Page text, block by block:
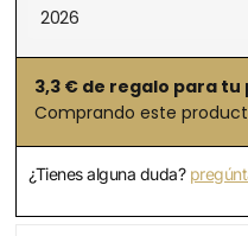
2026
3,3 € de regalo para
Comprando este
¿Tienes alguna duda?